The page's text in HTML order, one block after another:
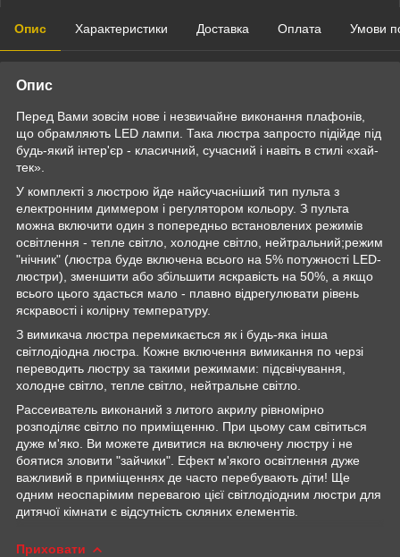
Опис Характеристики Доставка Оплата Умови
Опис
Перед Вами зовсім нове і незвичайне виконання плафонів,
що обрамляють LED лампи. Така люстра запросто підійде під
будь-який інтер'єр - класичний, сучасний і навіть в стилі «хай-
тек».
У комплекті з люстрою йде найсучасніший тип пульта з
електронним диммером і регулятором кольору. З пульта
можна включити один з попередньо встановлених режимів
освітлення - тепле світло, холодне світло, нейтральний;режим
"нічник" (люстра буде включена всього на 5% потужності LED-
люстри), зменшити або збільшити яскравість на 50%, а якщо
всього цього здасться мало - плавно відрегулювати рівень
яскравості і колірну температуру.
З вимикача люстра перемикається як і будь-яка інша
світлодіодна люстра. Кожне включення вимикання по черзі
переводить люстру за такими режимами: підсвічування,
холодне світло, тепле світло, нейтральне світло.
Рассеиватель виконаний з литого акрилу рівномірно
розподіляє світло по приміщенню. При цьому сам світиться
дуже м'яко. Ви можете дивитися на включену люстру і не
боятися зловити "зайчики". Ефект м'якого освітлення дуже
важливий в приміщеннях де часто перебувають діти! Ще
одним неоспарімим перевагою цієї світлодіодним люстри для
дитячої кімнати є відсутність скляних елементів.
Приховати